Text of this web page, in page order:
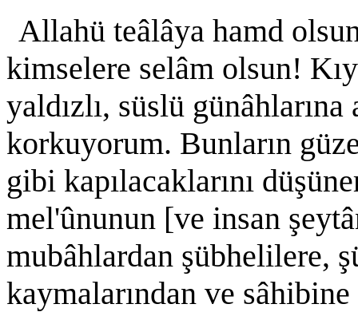
Allahü teâlâya hamd
kimselere selâm olsun!
yaldızlı, süslü günâhlarına
korkuyorum. Bunların
gibi kapılacaklarını
mel'ûnunun [ve insan
mubâhlardan şübhelilere,
kaymalarından ve